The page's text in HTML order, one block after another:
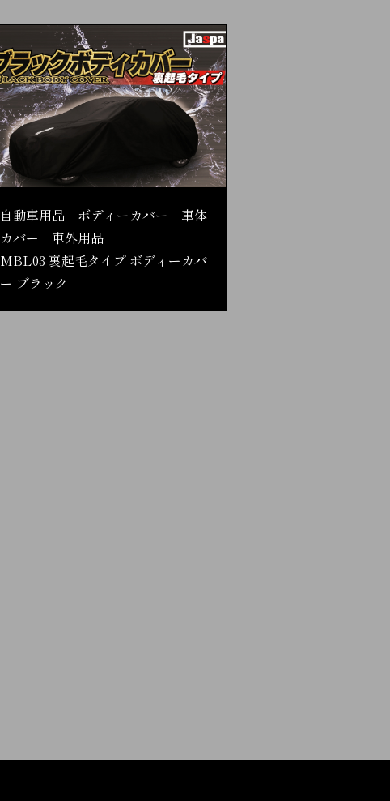
自動車用品 ボディーカバー 車体
カバー 車外用品
MBL03 裏起毛タイプ ボディーカバ
ー ブラック